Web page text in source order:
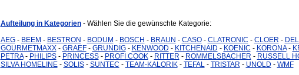
Aufteilung in Kategorien - Wählen Sie die gewünschte Kategorie:
AEG- BEEM - BESTRON - BODUM - BOSCH - BRAUN - CASO- CLATRONIC - CLOER -
GOURMETMAXX- GRAEF- GRUNDIG- KENWOOD - KITCHENAID - KOENIC - KORONA-
PETRA- PHILIPS- PRINCESS- PROFI COOK- RITTER - ROMMELSBACHER - RUSSELL
SILVA HOMELINE- SOLIS- SUNTEC - TEAM-KALORIK- TEFAL- TRISTAR - UNOLD - WMF